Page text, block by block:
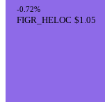
-0.72%
FIGR_HELOC $1.05